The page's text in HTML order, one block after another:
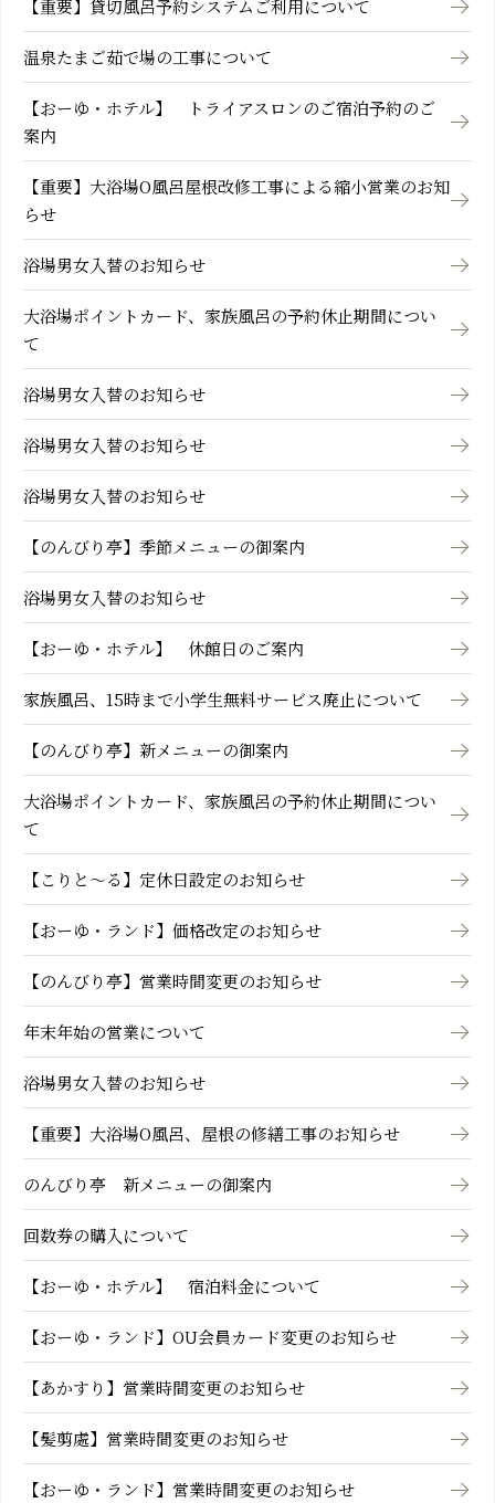
【重要】貸切風呂予約システムご利用について
温泉たまご茹で場の工事について
【おーゆ・ホテル】 トライアスロンのご宿泊予約のご
案内
【重要】大浴場O風呂屋根改修工事による縮小営業のお知
らせ
浴場男女入替のお知らせ
大浴場ポイントカード、家族風呂の予約休止期間につい
て
浴場男女入替のお知らせ
浴場男女入替のお知らせ
浴場男女入替のお知らせ
【のんびり亭】季節メニューの御案内
浴場男女入替のお知らせ
【おーゆ・ホテル】 休館日のご案内
家族風呂、15時まで小学生無料サービス廃止について
【のんびり亭】新メニューの御案内
大浴場ポイントカード、家族風呂の予約休止期間につい
て
【こりと～る】定休日設定のお知らせ
【おーゆ・ランド】価格改定のお知らせ
【のんびり亭】営業時間変更のお知らせ
年末年始の営業について
浴場男女入替のお知らせ
【重要】大浴場O風呂、屋根の修繕工事のお知らせ
のんびり亭 新メニューの御案内
回数券の購入について
【おーゆ・ホテル】 宿泊料金について
【おーゆ・ランド】OU会員カード変更のお知らせ
【あかすり】営業時間変更のお知らせ
【髪剪處】営業時間変更のお知らせ
【おーゆ・ランド】営業時間変更のお知らせ